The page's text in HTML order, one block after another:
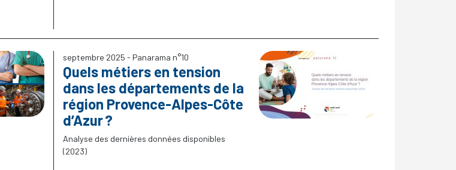
septembre 2025 - Panarama n°10
Quels métiers en tension
dans les départements de la
région Provence-Alpes-Côte
d’Azur?
Analyse des dernières données disponibles
(2023)